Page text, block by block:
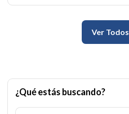
Ver Todos
¿Qué estás buscando?